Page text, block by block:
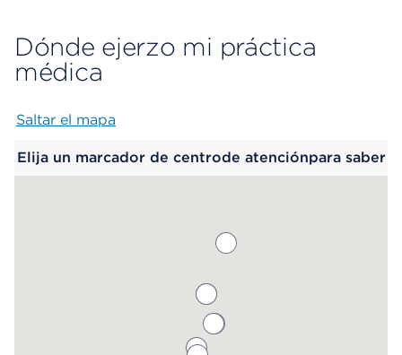
Dónde ejerzo mi práctica
médica
Saltar el mapa
Elija un marcador de centrode atenciónpara saber